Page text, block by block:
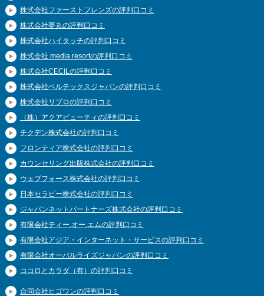
株式会社ファーストフレンズの評判口コミ
株式会社夢丸の評判口コミ
株式会社ハイタッチの評判口コミ
株式会社 media resortの評判口コミ
株式会社CECILの評判口コミ
株式会社ベルテックスジャパンの評判口コミ
株式会社リプロの評判口コミ
（株）アクアビューティの評判口コミ
チクデン株式会社の評判口コミ
フロンティア株式会社の評判口コミ
カウンセリング出版株式会社の評判口コミ
ウェブフォース株式会社の評判口コミ
日本セラピー株式会社の評判口コミ
ジャパンネットパートナーズ株式会社の評判口コミ
有限会社ティー.オー.エムの評判口コミ
有限会社アジア・インターネット・サービスの評判口コミ
有限会社オーバルライズジャパンの評判口コミ
ココロとカラダ（有）の評判口コミ
合同会社ヒゴワンの評判口コミ